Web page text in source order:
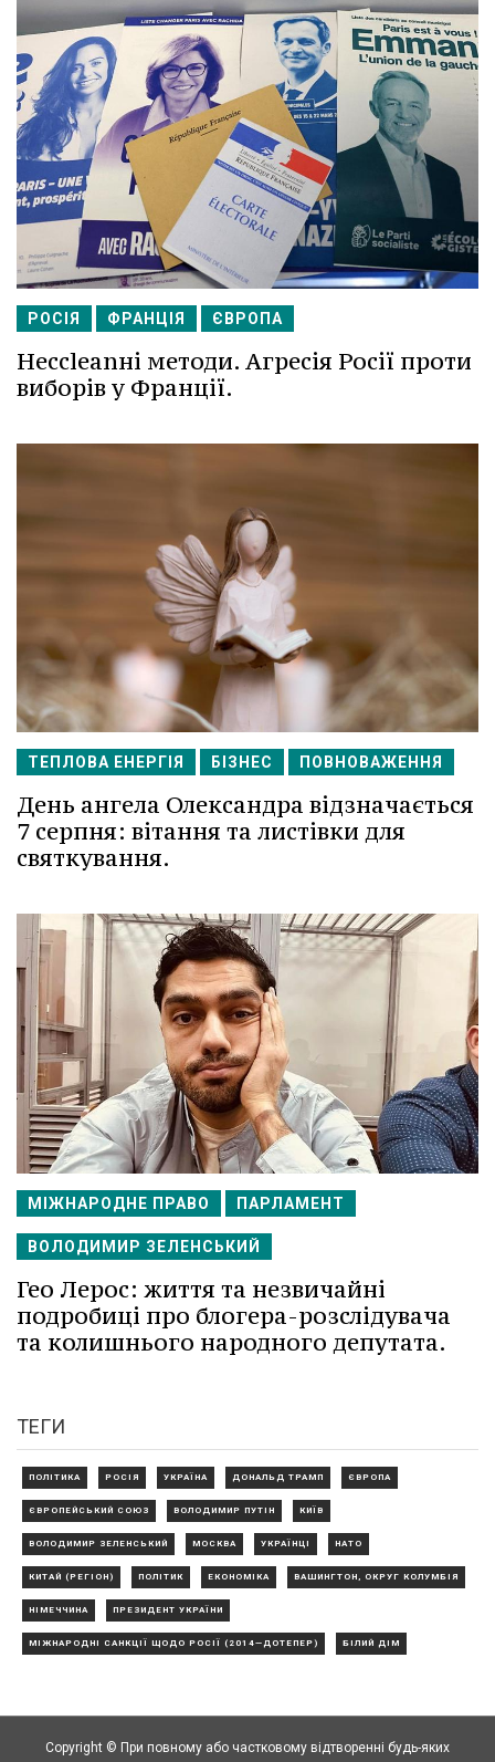
РОСІЯ ФРАНЦІЯ ЄВРОПА
Несcleanні методи. Агресія Росії проти
виборів у Франції.
ТЕПЛОВА ЕНЕРГІЯ БІЗНЕС ПОВНОВАЖЕННЯ
День ангела Олександра відзначається
7 серпня: вітання та листівки для
святкування.
МІЖНАРОДНЕ ПРАВО ПАРЛАМЕНТ
ВОЛОДИМИР ЗЕЛЕНСЬКИЙ
Гео Лерос: життя та незвичайні
подробиці про блогера-розслідувача
та колишнього народного депутата.
ТЕГИ
ПОЛІТИКА РОСІЯ УКРАЇНА ДОНАЛЬД ТРАМП ЄВРОПА
ЄВРОПЕЙСЬКИЙ СОЮЗ ВОЛОДИМИР ПУТІН КИЇВ
ВОЛОДИМИР ЗЕЛЕНСЬКИЙ МОСКВА УКРАЇНЦІ НАТО
КИТАЙ (РЕГІОН) ПОЛІТИК ЕКОНОМІКА ВАШИНГТОН, ОКРУГ КОЛУМБІЯ
НІМЕЧЧИНА ПРЕЗИДЕНТ УКРАЇНИ
МІЖНАРОДНІ САНКЦІЇ ЩОДО РОСІЇ (2014—ДОТЕПЕР) БІЛИЙ ДІМ
Copyright © При повному або частковому відтворенні будь-яких